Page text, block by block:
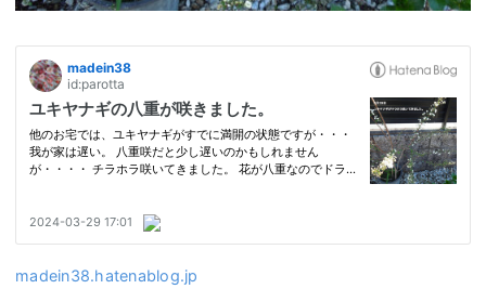
madein38.hatenablog.jp